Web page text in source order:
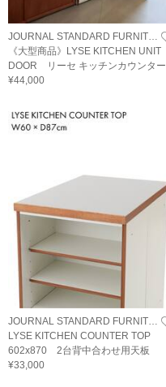
JOURNAL STANDARD FURNITURE
《大型商品》LYSE KITCHEN UNIT
DOOR リーセ キッチンカウンター
¥44,000
JOURNAL STANDARD FURNITURE
LYSE KITCHEN COUNTER TOP
602x870 2台背中合わせ用天板
¥33,000